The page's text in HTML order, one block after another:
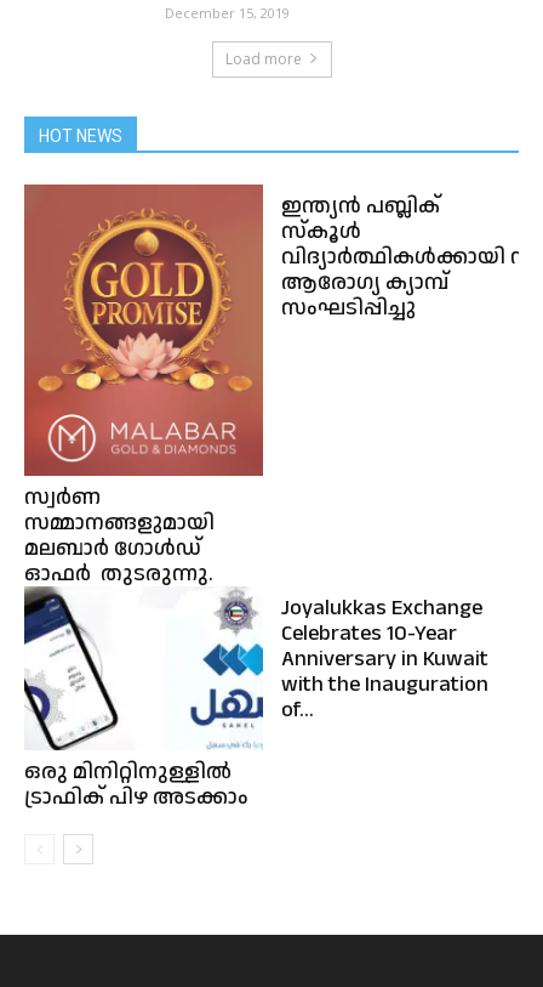
December 15, 2019
Load more
HOT NEWS
സ്വർണ
സമ്മാനങ്ങളുമായി
മലബാർ ഗോൾഡ്
ഓഫർ തുടരുന്നു.
ഇന്ത്യൻ പബ്ലിക്
സ്കൂൾ
വിദ്യാർത്ഥികൾക്കായി
ആരോഗ്യ ക്യാമ്പ്
സംഘടിപ്പിച്ചു
ഒരു മിനിറ്റിനുള്ളിൽ
ട്രാഫിക് പിഴ അടക്കാം
Joyalukkas Exchange
Celebrates 10-Year
Anniversary in Kuwait
with the Inauguration
of...